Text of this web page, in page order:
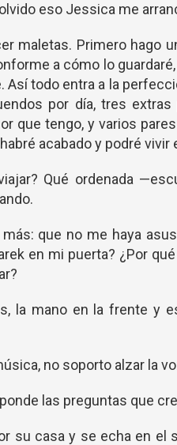
eso Jessica me
maletas. Primero hago
a cómo lo
Así todo entra a la
por día, tres
que tengo, y varios
acabado y podré
Qué ordenada
que no me haya
en mi puerta? ¿Por
la mano en la frente y
no soporto alzar la
las preguntas que
su casa y se echa en el